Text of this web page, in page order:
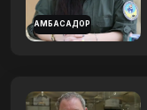
АМБАСАДОР